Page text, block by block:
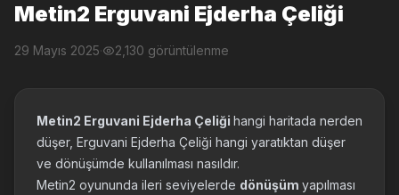
Metin2 Erguvani Ejderha Çeliği
29 Mayıs 2025· 2,130 görüntülenme
Metin2 Erguvani Ejderha Çeliği hangi haritada nerden
düşer, Erguvani Ejderha Çeliği hangi yaratıktan düşer
ve dönüşümde kullanılması nasıldır.
Metin2 oyununda ileri seviyelerde dönüşüm yapılması